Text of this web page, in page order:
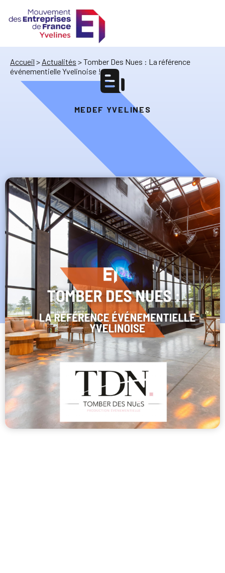
Accueil > Actualités >Tomber Des Nues : La référence
événementielle Yvelinoise !
MEDEF YVELINES